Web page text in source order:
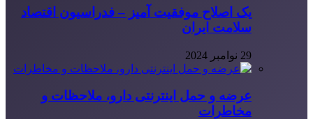
یک اصلاح موفقیت آمیز – فدراسیون اقتصاد
سلامت ایران
29 نوامبر 2024
عرضه و حمل اینترنتی دارو، ملاحظات و
مخاطرات